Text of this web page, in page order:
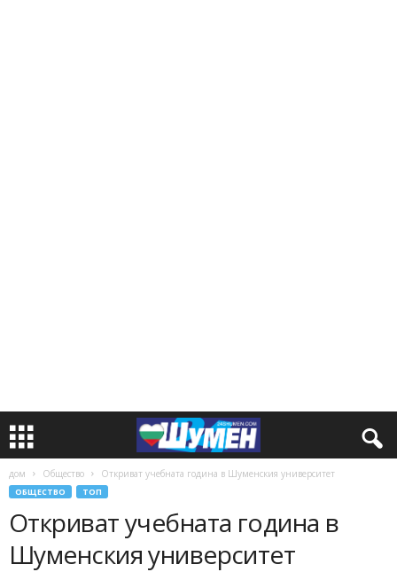
дом Общество Откриват учебната година в Шуменския университет
ОБЩЕСТВО ТОП
Откриват учебната година в
Шуменския университет